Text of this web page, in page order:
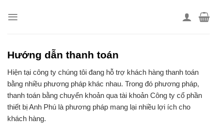
Hướng dẫn thanh toán
Hiện tại công ty chúng tôi đang hỗ trợ khách hàng thanh toán
bằng nhiều phương pháp khác nhau. Trong đó phương pháp,
thanh toán bằng chuyển khoản qua tài khoản Công ty cổ phần
thiết bị Anh Phú là phương pháp mang lại nhiều lợi ích cho
khách hàng.